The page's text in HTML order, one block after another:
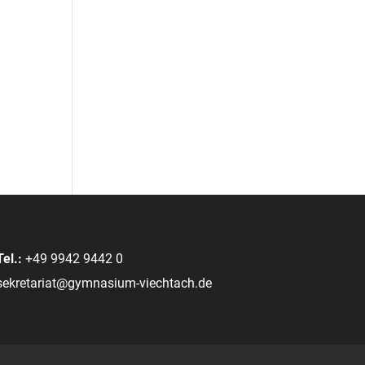
+49 9942 9442 0
viechtach.de